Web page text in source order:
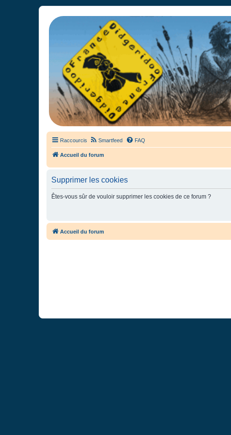
France Didgeridoo
Didgeridoo et Guimbarde sur France Didgeridoo - retrouvez la communauté.
Raccourcis Smartfeed FAQ
Accueil du forum
Supprimer les cookies
Êtes-vous sûr de vouloir supprimer les cookies de ce forum ?
Accueil du forum